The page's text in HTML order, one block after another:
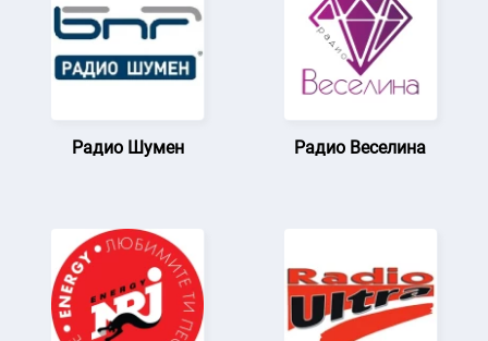
Радио Шумен Радио Веселина